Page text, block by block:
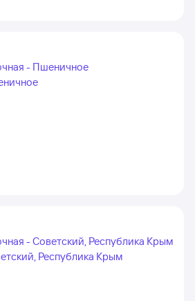
- Пшеничное
- Советский, Республика Крым
Республика Крым